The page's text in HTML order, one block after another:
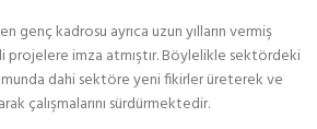
genç kadrosu ayrıca uzun yılların vermiş
imza atmıştır. Böylelikle sektördeki
dahi sektöre yeni fikirler üreterek ve
çalışmalarını sürdürmektedir.